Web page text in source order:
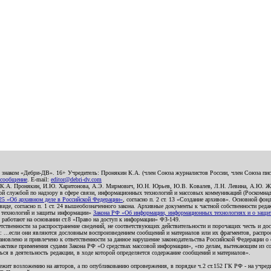
знаком «Дебри-ДВ». 16+ Учредитель: Пронякин К.А. (член Союза журналистов России, член Союза
. E-mail: editor@debri-dv.com
К.А. Пронякин, И.Ю. Харитонова, А.Э. Мирмович, Ю.Н. Юрьев, Ю.В. Ковалев, Л.Н. Левина,
службой по надзору в сфере связи, информационных технологий и массовых коммуникаций
«Об архивном деле в Российской Федерации» , согласно п. 2 ст. 13 «Создание архивов». Основной
согласно п. 1 ст. 24 вышеобозначенного закона. Архивные документы к частной собственности
и защиты информации» Закона РФ «Об информации, информационных технологиях и о
на основании ст.8 «Право на доступ к информации» ФЗ-149.
за распространение сведений, не соответствующих действительности и порочащих честь и
они являются дословным воспроизведением сообщений и материалов или их фрагментов,
и привлечено к ответственности за данное нарушение законодательства Российской Федерации
применения судами Закона РФ «О средствах массовой информации», «по делам, вытекающим из
деятельность редакции, в ходе которой определяется содержание сообщений и материалов».
возложению на авторов, а по опубликованию опровержения, в порядке ч.2 ст.152 ГК РФ - на